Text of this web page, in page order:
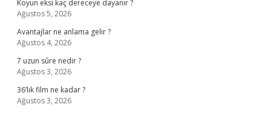
Koyun eksi kaç dereceye dayanır ?
Ağustos 5, 2026
Avantajlar ne anlama gelir ?
Ağustos 4, 2026
7 uzun sûre nedir ?
Ağustos 3, 2026
36’lık film ne kadar ?
Ağustos 3, 2026